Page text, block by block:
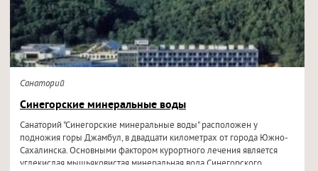
Санаторий
Синегорские минеральные воды
Санаторий "Синегорские минеральные воды" расположен у
подножия горы Джамбул, в двадцати километрах от города Южно-
Сахалинска. Основными фактором курортного лечения является
углекислая мышьяковистая минеральная вода Синегорского...